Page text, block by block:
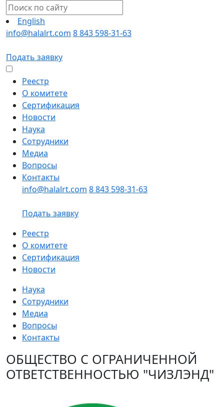
English
info@halalrt.com 8 843 598-31-63
Подать заявку
Реестр
О комитете
Сертификация
Новости
Наука
Сотрудники
Медиа
Вопросы
Контакты
info@halalrt.com 8 843 598-31-63
Подать заявку
Реестр
О комитете
Сертификация
Новости
Наука
Сотрудники
Медиа
Вопросы
Контакты
ОБЩЕСТВО С ОГРАНИЧЕННОЙ
ОТВЕТСТВЕННОСТЬЮ "ЧИЗЛЭНД"